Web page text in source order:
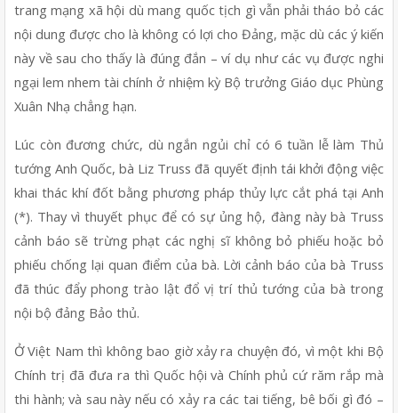
trang mạng xã hội dù mang quốc tịch gì vẫn phải tháo bỏ các
nội dung được cho là không có lợi cho Đảng, mặc dù các ý kiến
này về sau cho thấy là đúng đắn – ví dụ như các vụ được nghi
ngại lem nhem tài chính ở nhiệm kỳ Bộ trưởng Giáo dục Phùng
Xuân Nhạ chẳng hạn.
Lúc còn đương chức, dù ngắn ngủi chỉ có 6 tuần lễ làm Thủ
tướng Anh Quốc, bà Liz Truss đã quyết định tái khởi động việc
khai thác khí đốt bằng phương pháp thủy lực cắt phá tại Anh
(*). Thay vì thuyết phục để có sự ủng hộ, đàng này bà Truss
cảnh báo sẽ trừng phạt các nghị sĩ không bỏ phiếu hoặc bỏ
phiếu chống lại quan điểm của bà. Lời cảnh báo của bà Truss
đã thúc đẩy phong trào lật đổ vị trí thủ tướng của bà trong
nội bộ đảng Bảo thủ.
Ở Việt Nam thì không bao giờ xảy ra chuyện đó, vì một khi Bộ
Chính trị đã đưa ra thì Quốc hội và Chính phủ cứ răm rắp mà
thi hành; và sau này nếu có xảy ra các tai tiếng, bê bối gì đó –